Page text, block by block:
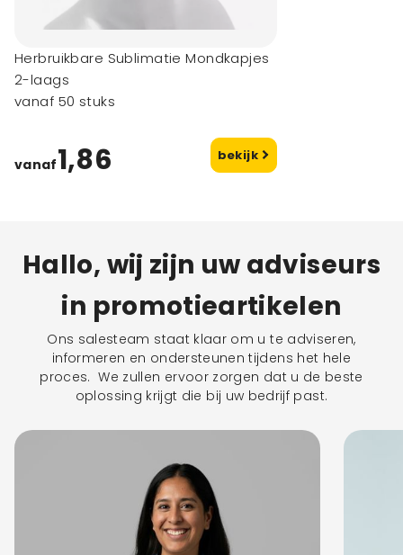
Herbruikbare Sublimatie Mondkapjes
2-laags
vanaf 50 stuks
vanaf1,86 bekijk
Hallo, wij zijn uw adviseurs
in promotieartikelen
Ons salesteam staat klaar om u te adviseren,
informeren en ondersteunen tijdens het hele
proces. We zullen ervoor zorgen dat u de beste
oplossing krijgt die bij uw bedrijf past.